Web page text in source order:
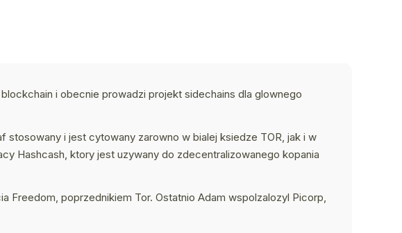
i obecnie prowadzi projekt sidechains dla glownego
stosowany i jest cytowany zarowno w bialej ksiedze TOR, jak i w
Hashcash, ktory jest uzywany do zdecentralizowanego kopania
poprzednikiem Tor. Ostatnio Adam wspolzalozyl Picorp,